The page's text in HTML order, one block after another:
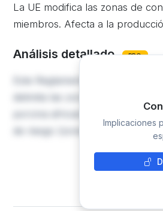
La UE modifica las zonas de
miembros. Afecta a la
Análisis detallado PRO
Este Reglamento de Ejecución
delimita las zonas geográficas
porcina africana (PPA). La
de riesgo (zonas I, II y III) en
Implicaciones